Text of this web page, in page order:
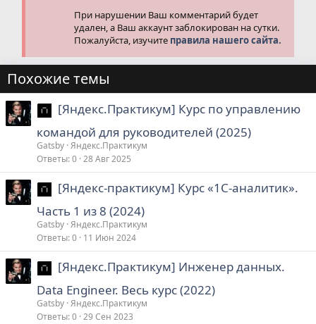
При нарушении Ваш комментарий будет
удален, а Ваш аккаунт заблокирован на сутки.
Пожалуйста, изучите правила нашего сайта.
Похожие темы
[Яндекс.Практикум] Курс по управлению
командой для руководителей (2025)
Gatsby Яндекс.Практикум
Ответы 0 28 Авг 2025
[Яндекс-практикум] Курс «1С‑аналитик».
Часть 1 из 8 (2024)
Gatsby Яндекс.Практикум
Ответы 0 11 Июн 2024
[Яндекс.Практикум] Инженер данных.
Data Engineer. Весь курс (2022)
Gatsby Яндекс.Практикум
Ответы 0 29 Сен 2023